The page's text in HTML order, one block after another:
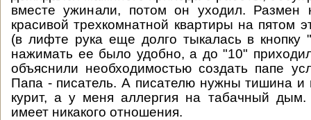
вместе ужинали, потом он уходил.
красивой трехкомнатной квартиры на пятом
(в лифте рука еще долго тыкалась в кнопку
нажимать ее было удобно, а до "10"
объяснили необходимостью создать папе
Папа - писатель. А писателю нужны тишина и
курит, а у меня аллергия на табачный
имеет никакого отношения.